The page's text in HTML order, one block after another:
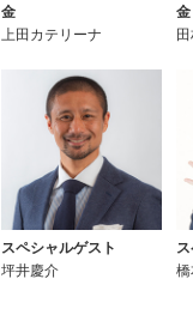
金
上田カテリーナ
金
スペシャルゲスト
坪井慶介